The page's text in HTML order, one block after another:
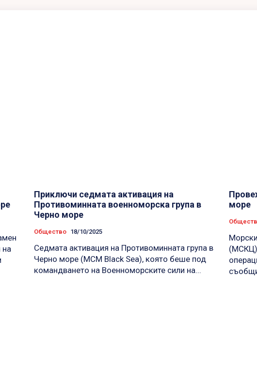
на
Приключи седмата активация на
Противоминната военноморска група в
Черно море
Общество 18/10/2025
Седмата активация на Противоминната група в
Черно море (MCM Black Sea), която беше под
командването на Военноморските сили на...
море
(МСКЦ)